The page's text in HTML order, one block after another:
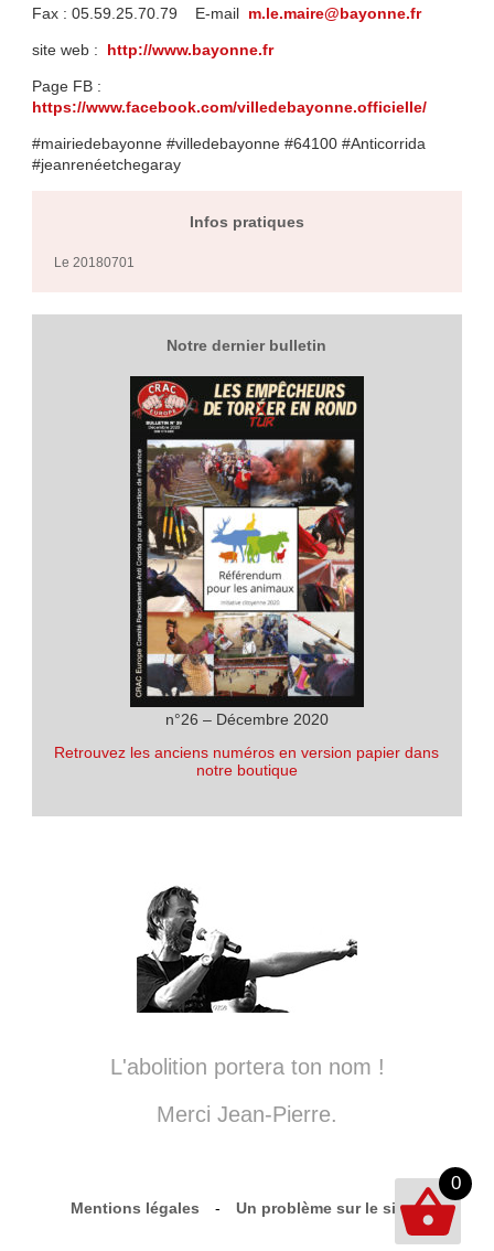
Fax : 05.59.25.70.79 E-mail m.le.maire@bayonne.fr
site web : http://www.bayonne.fr
Page FB :
https://www.facebook.com/villedebayonne.officielle/
#mairiedebayonne #villedebayonne #64100 #Anticorrida
#jeanrenéetchegaray
Infos pratiques
Le 20180701
Notre dernier bulletin
n°26 – Décembre 2020
Retrouvez les anciens numéros en version papier dans
notre boutique
L'abolition portera ton nom !
Merci Jean-Pierre.
Mentions légales - Un problème sur le site ?
0